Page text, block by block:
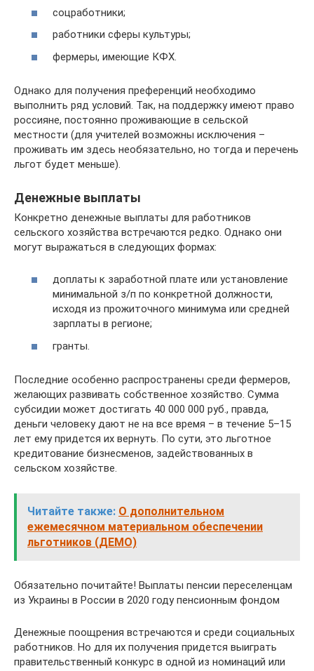
соцработники;
работники сферы культуры;
фермеры, имеющие КФХ.
Однако для получения преференций необходимо
выполнить ряд условий. Так, на поддержку имеют право
россияне, постоянно проживающие в сельской
местности (для учителей возможны исключения –
проживать им здесь необязательно, но тогда и перечень
льгот будет меньше).
Денежные выплаты
Конкретно денежные выплаты для работников
сельского хозяйства встречаются редко. Однако они
могут выражаться в следующих формах:
доплаты к заработной плате или установление
минимальной з/п по конкретной должности,
исходя из прожиточного минимума или средней
зарплаты в регионе;
гранты.
Последние особенно распространены среди фермеров,
желающих развивать собственное хозяйство. Сумма
субсидии может достигать 40 000 000 руб., правда,
деньги человеку дают не на все время – в течение 5–15
лет ему придется их вернуть. По сути, это льготное
кредитование бизнесменов, задействованных в
сельском хозяйстве.
Читайте также: О дополнительном
ежемесячном материальном обеспечении
льготников (ДЕМО)
Обязательно почитайте! Выплаты пенсии переселенцам
из Украины в России в 2020 году пенсионным фондом
Денежные поощрения встречаются и среди социальных
работников. Но для их получения придется выиграть
правительственный конкурс в одной из номинаций или